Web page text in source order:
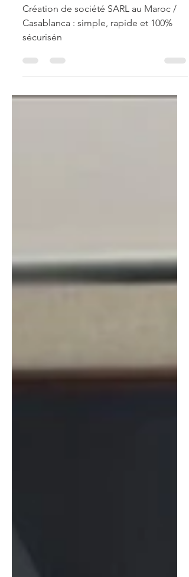
Maroc
Création de société SARL au Maroc /
sécurisén